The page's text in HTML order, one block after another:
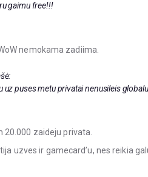
gaimu free!!!
nemokama zadiima.
uz puses metu privatai nenusileis
20.000 zaideju privata.
uzves ir gamecard’u, nes reikia